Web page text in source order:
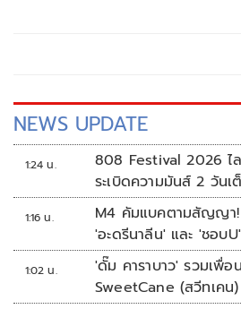
NEWS UPDATE
1:24 น.
808 Festival 2026
ระเบิดความมันส์ 2 วัน
1:16 น.
M4 คัมแบคตามสัญญา
'อะดรีนาลีน' และ 'ชอบU'
1:02 น.
'ดั๊ม คาราบาว' รวมเพื่
SweetCane (สวีทเคน)